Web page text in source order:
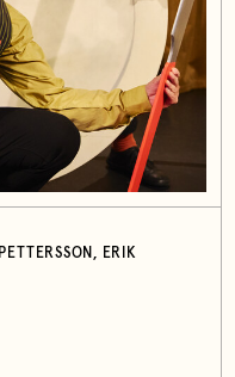
ERIK